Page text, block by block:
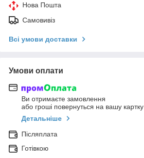
Нова Пошта
Самовивіз
Всі умови доставки
Умови оплати
Ви отримаєте замовлення
або гроші повернуться на вашу картку
Детальніше
Післяплата
Готівкою